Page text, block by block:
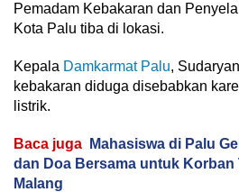
Pemadam Kebakaran dan
Kota Palu tiba di lokasi.
Kepala Damkarmat Palu,
kebakaran diduga disebabkan
listrik.
Baca juga
Mahasiswa di Palu
dan Doa Bersama untuk
Malang